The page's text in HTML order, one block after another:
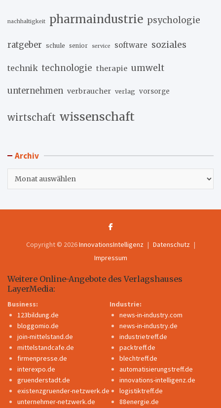
nachhaltigkeit pharmaindustrie psychologie
ratgeber schule senior service software soziales
technik technologie therapie umwelt
unternehmen verbraucher verlag vorsorge
wirtschaft wissenschaft
Archiv
Copyright © 2026InnovationsIntelligenz
Datenschutz
Impressum
Weitere Online-Angebote des Verlagshauses
LayerMedia:
Business:
123bildung.de
bloggomio.de
join-mittelstand.de
mittelstandcafe.de
firmenpresse.de
interexpo.de
gruenderstadt.de
existenzgruender-netzwerk.de
unternehmer-netzwerk.de
Industrie:
news-in-industry.com
news-in-industry.de
industrietreff.de
packtreff.de
blechtreff.de
automatisierungstreff.de
innovations-intelligenz.de
logistiktreff.de
88energie.de